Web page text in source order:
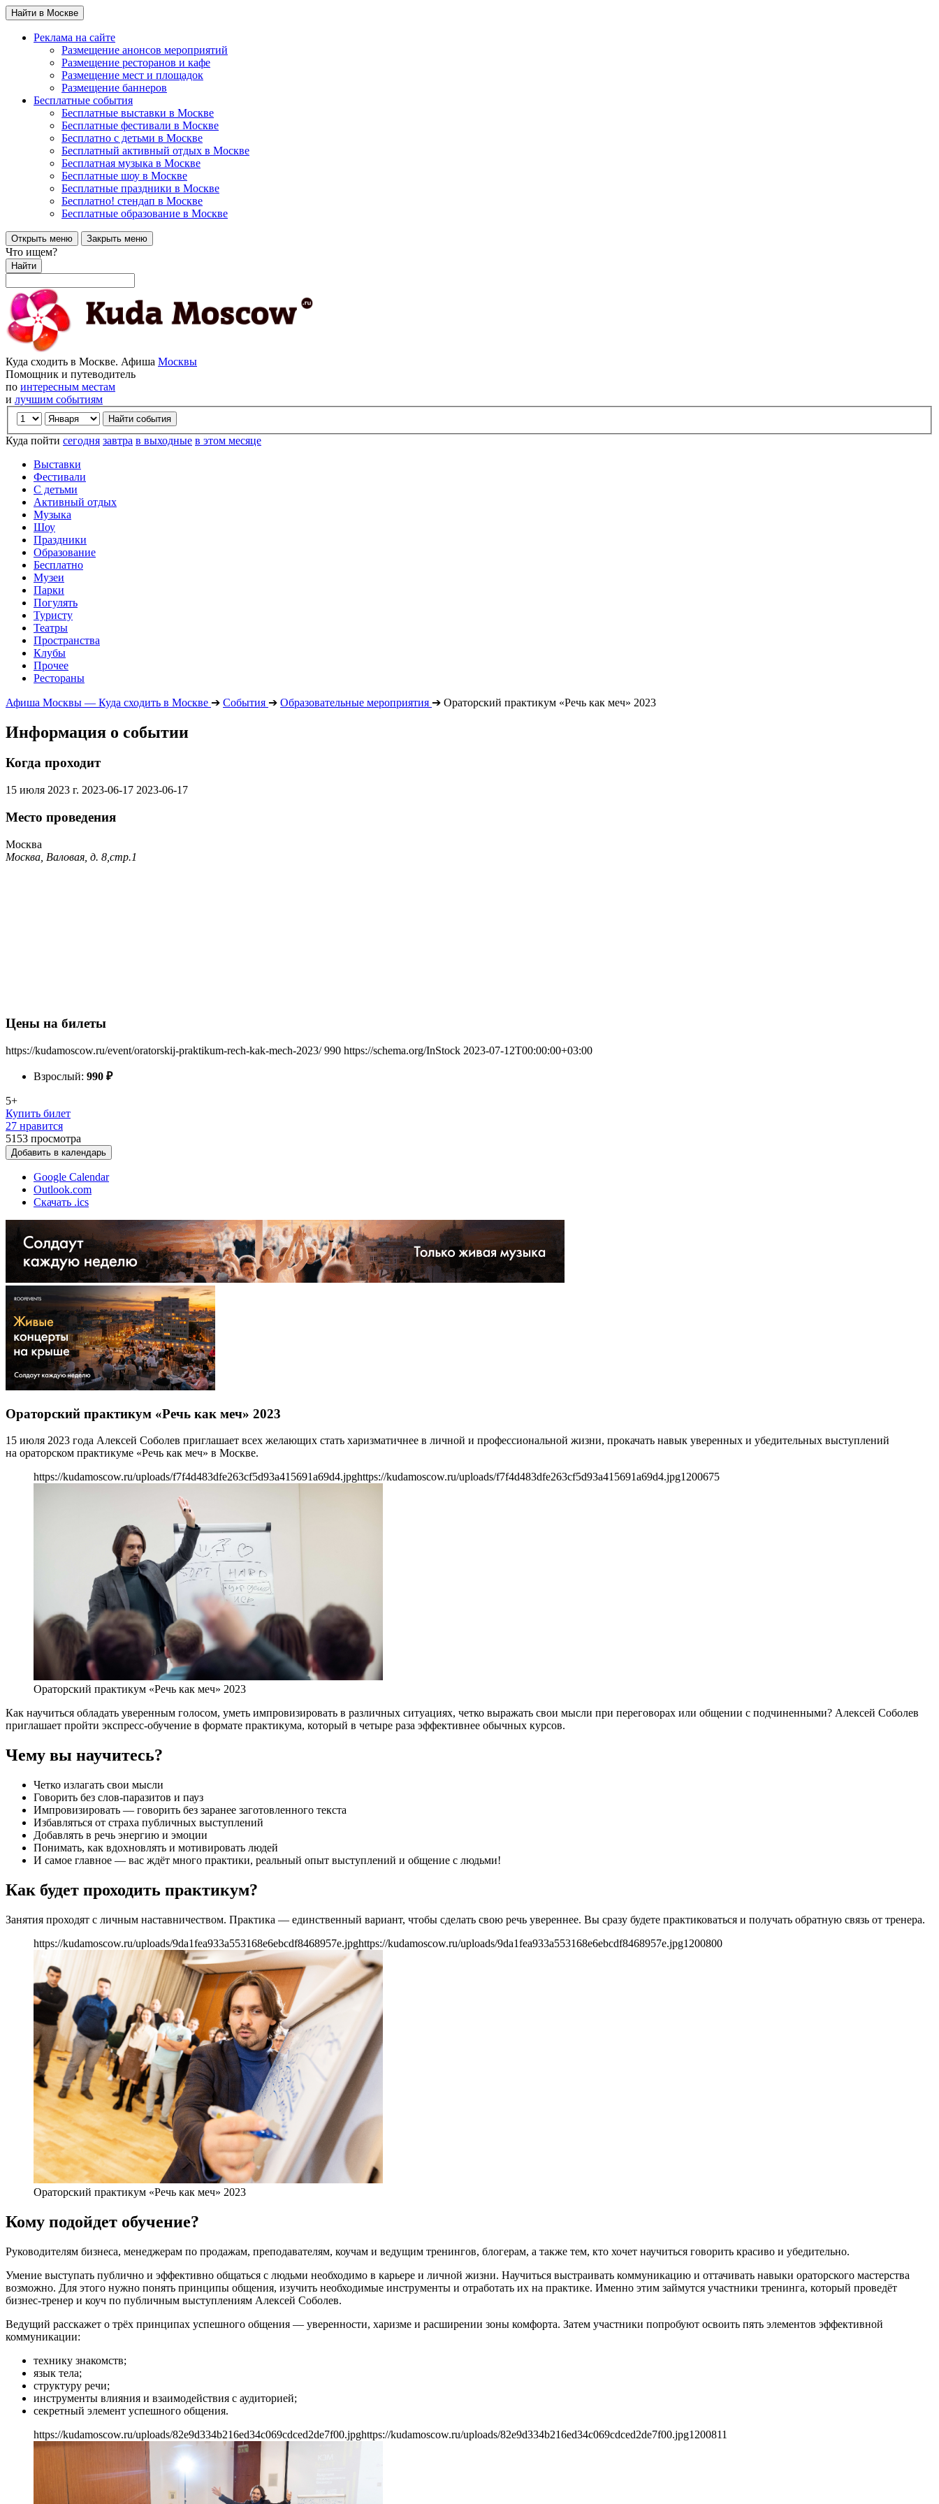
Найти в Москве
Реклама на сайте
Размещение анонсов мероприятий
Размещение ресторанов и кафе
Размещение мест и площадок
Размещение баннеров
Бесплатные события
Бесплатные выставки в Москве
Бесплатные фестивали в Москве
Бесплатно с детьми в Москве
Бесплатный активный отдых в Москве
Бесплатная музыка в Москве
Бесплатные шоу в Москве
Бесплатные праздники в Москве
Бесплатно! стендап в Москве
Бесплатные образование в Москве
Открыть меню Закрыть меню
Что ищем?
Найти
Куда сходить в Москве. Афиша Москвы
Помощник и путеводитель
по интересным местам
и лучшим событиям
Куда пойти сегодня завтра в выходные в этом месяце
Выставки
Фестивали
С детьми
Активный отдых
Музыка
Шоу
Праздники
Образование
Бесплатно
Музеи
Парки
Погулять
Туристу
Театры
Пространства
Клубы
Прочее
Рестораны
Афиша Москвы — Куда сходить в Москве ➔ События ➔ Образовательные мероприятия ➔ Ораторский практикум «Речь как меч» 2023
Информация о событии
Когда проходит
15 июля 2023 г. 2023-06-17 2023-06-17
Место проведения
Москва
Москва, Валовая, д. 8,стр.1
Цены на билеты
https://kudamoscow.ru/event/oratorskij-praktikum-rech-kak-mech-2023/ 990 https://schema.org/InStock 2023-07-12T00:00:00+03:00
Взрослый: 990 ₽
5+
Купить билет
27 нравится
5153 просмотра
Добавить в календарь
Google Calendar
Outlook.com
Скачать .ics
Ораторский практикум «Речь как меч» 2023
15 июля 2023 года Алексей Соболев приглашает всех желающих стать харизматичнее в личной и профессиональной жизни, прокачать навык уверенных и убедительных выступлений
на ораторском практикуме «Речь как меч» в Москве.
https://kudamoscow.ru/uploads/f7f4d483dfe263cf5d93a415691a69d4.jpghttps://kudamoscow.ru/uploads/f7f4d483dfe263cf5d93a415691a69d4.jpg1200675
Ораторский практикум «Речь как меч» 2023
Как научиться обладать уверенным голосом, уметь импровизировать в различных ситуациях, четко выражать свои мысли при переговорах или общении с подчиненными? Алексей Соболев
приглашает пройти экспресс-обучение в формате практикума, который в четыре раза эффективнее обычных курсов.
Чему вы научитесь?
Четко излагать свои мысли
Говорить без слов-паразитов и пауз
Импровизировать — говорить без заранее заготовленного текста
Избавляться от страха публичных выступлений
Добавлять в речь энергию и эмоции
Понимать, как вдохновлять и мотивировать людей
И самое главное — вас ждёт много практики, реальный опыт выступлений и общение с людьми!
Как будет проходить практикум?
Занятия проходят с личным наставничеством. Практика — единственный вариант, чтобы сделать свою речь увереннее. Вы сразу будете практиковаться и получать обратную связь от тренера.
https://kudamoscow.ru/uploads/9da1fea933a553168e6ebcdf8468957e.jpghttps://kudamoscow.ru/uploads/9da1fea933a553168e6ebcdf8468957e.jpg1200800
Ораторский практикум «Речь как меч» 2023
Кому подойдет обучение?
Руководителям бизнеса, менеджерам по продажам, преподавателям, коучам и ведущим тренингов, блогерам, а также тем, кто хочет научиться говорить красиво и убедительно.
Умение выступать публично и эффективно общаться с людьми необходимо в карьере и личной жизни. Научиться выстраивать коммуникацию и оттачивать навыки ораторского мастерства
возможно. Для этого нужно понять принципы общения, изучить необходимые инструменты и отработать их на практике. Именно этим займутся участники тренинга, который проведёт
бизнес-тренер и коуч по публичным выступлениям Алексей Соболев.
Ведущий расскажет о трёх принципах успешного общения — уверенности, харизме и расширении зоны комфорта. Затем участники попробуют освоить пять элементов эффективной
коммуникации:
технику знакомств;
язык тела;
структуру речи;
инструменты влияния и взаимодействия с аудиторией;
секретный элемент успешного общения.
https://kudamoscow.ru/uploads/82e9d334b216ed34c069cdced2de7f00.jpghttps://kudamoscow.ru/uploads/82e9d334b216ed34c069cdced2de7f00.jpg1200811